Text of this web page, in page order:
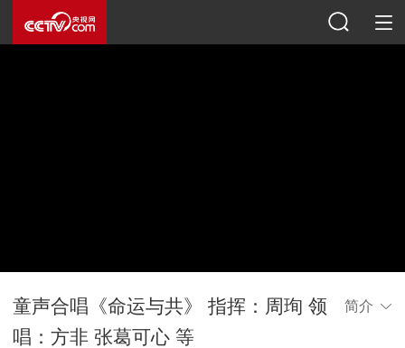
童声合唱《命运与共》 指挥：周珣 领
唱：方非 张葛可心 等
简介